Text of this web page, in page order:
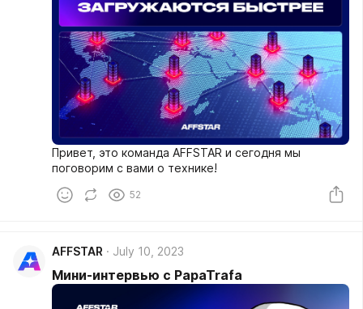
Привет, это команда AFFSTAR и сегодня мы
поговорим с вами о технике!
52
AFFSTAR July 10, 2023
Мини-интервью с PapaTrafa